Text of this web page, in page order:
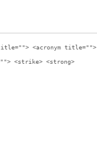
<acronym title="">
<strike> <strong>